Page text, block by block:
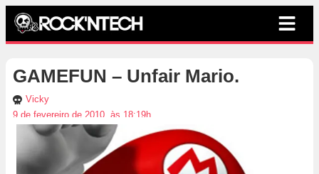
GAMEFUN – Unfair Mario.
Vicky
9 de fevereiro de 2010, às 18:19h